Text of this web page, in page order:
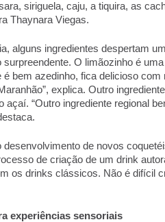
siriguela, caju, a tiquira, as
Thaynara Viegas.
alguns ingredientes despertam
surpreendente. O limãozinho é
é bem azedinho, fica delicioso
explica. Outro
açaí. “Outro ingrediente regional
desenvolvimento de novos
de criação de um drink
os drinks clássicos. Não é difícil
experiências sensoriais